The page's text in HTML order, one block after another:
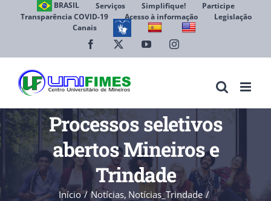
BRASIL Serviços Simplifique!
Participe
Transparência COVID-19
Acesso à informação
Legislação
Canais
Facebook YouTubeInstagram
Processos seletivos
abertos Mineiros e
Trindade
Início Notícias Notícias_Trindade